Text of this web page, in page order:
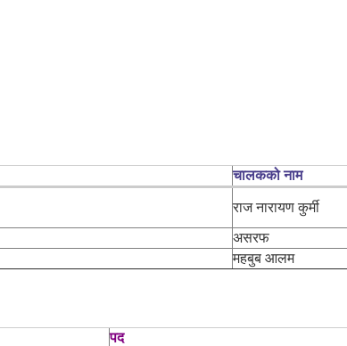
चालकको नाम
राज नारायण कुर्मी
असरफ
महबुब आलम
पद